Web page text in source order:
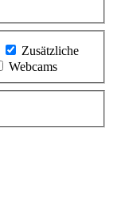
Zusätzliche
Webcams